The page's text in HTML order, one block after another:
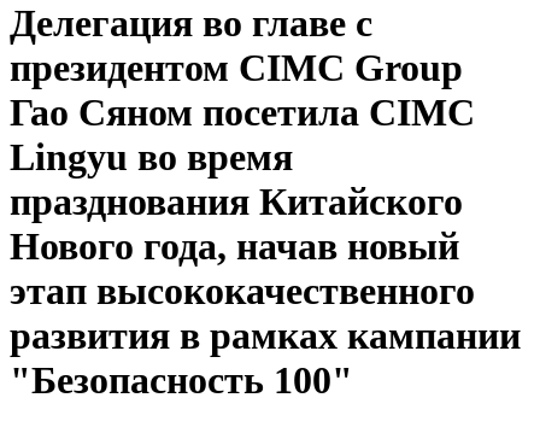
Делегация во главе с
президентом CIMC Group
Гао Сяном посетила CIMC
Lingyu во время
празднования Китайского
Нового года, начав новый
этап высококачественного
развития в рамках кампании
"Безопасность 100"